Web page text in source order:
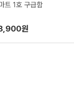
트 1호 구급함
원